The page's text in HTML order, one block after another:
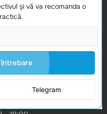
Articole
lucru
şi vă va recomanda o
Telegram